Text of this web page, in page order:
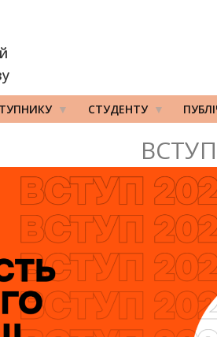
СТУДЕНТУ